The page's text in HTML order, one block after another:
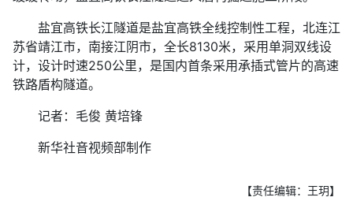
盐宜高铁长江隧道是盐宜高铁全线控制性工程，北连江
苏省靖江市，南接江阴市，全长8130米，采用单洞双线设
计，设计时速250公里，是国内首条采用承插式管片的高速
铁路盾构隧道。
记者：毛俊 黄培锋
新华社音视频部制作
【责任编辑：王玥】